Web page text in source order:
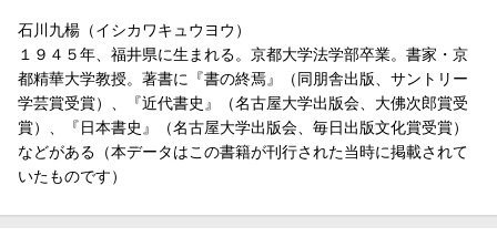
石川九楊（イシカワキュウヨウ）
１９４５年、福井県に生まれる。京都大学法学部卒業。書家・京
都精華大学教授。著書に『書の終焉』（同朋舎出版、サントリー
学芸賞受賞）、『近代書史』（名古屋大学出版会、大佛次郎賞受
賞）、『日本書史』（名古屋大学出版会、毎日出版文化賞受賞）
などがある（本データはこの書籍が刊行された当時に掲載されて
いたものです）